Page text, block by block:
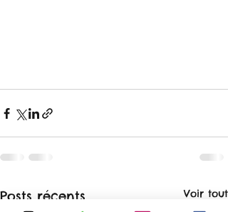
Posts récents Voir tout